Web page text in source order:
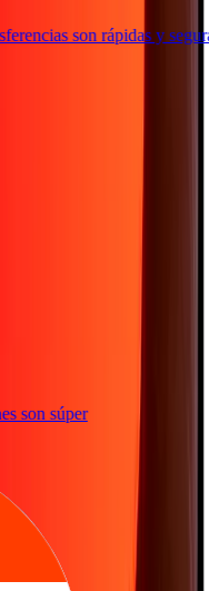
son rápidas y seguras
son súper